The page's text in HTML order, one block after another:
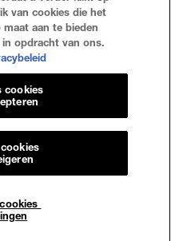
Voorwaarden
van cookies die het
aan te bieden
opdracht van ons.
cookies